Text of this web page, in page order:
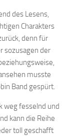
des Lesens,
Charakters
denn für
sozusagen der
musste
Band gespürt.
weg fesselnd und
kann die Reihe
toll geschafft